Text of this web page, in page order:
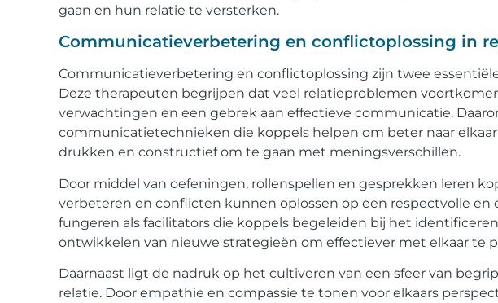
gaan en hun relatie te versterken.
Communicatieverbetering en conflictoplossing in
Communicatieverbetering en conflictoplossing zijn twee
Deze therapeuten begrijpen dat veel relatieproblemen
verwachtingen en een gebrek aan effectieve communicatie.
communicatietechnieken die koppels helpen om beter naar
drukken en constructief om te gaan met meningsverschillen.
Door middel van oefeningen, rollenspellen en gesprekken leren
verbeteren en conflicten kunnen oplossen op een respectvolle
fungeren als facilitators die koppels begeleiden bij het
ontwikkelen van nieuwe strategieën om effectiever met elkaar te
Daarnaast ligt de nadruk op het cultiveren van een sfeer van
relatie. Door empathie en compassie te tonen voor elkaars